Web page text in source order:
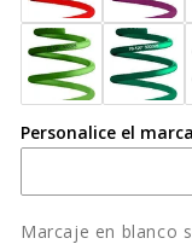
Personalice el
Marcaje en blanco